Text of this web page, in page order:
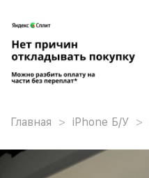
Главная iPhone Б/У